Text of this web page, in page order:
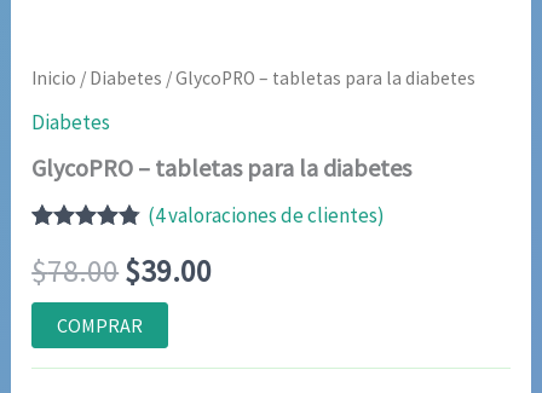
Inicio / Diabetes / GlycoPRO – tabletas para la diabetes
Diabetes
GlycoPRO – tabletas para la diabetes
con4.75de
5 en base
a
valoraciones
de clientes
(4valoraciones de clientes)
$78.00El
precio
original
$39.00El
actual
COMPRAR